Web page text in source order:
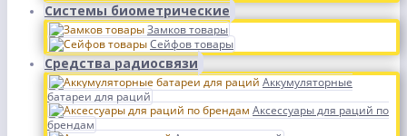
Системы биометрические
Замков товары
Сейфов товары
Средства радиосвязи
Аккумуляторные
батареи для раций
Аксессуары для раций по
брендам